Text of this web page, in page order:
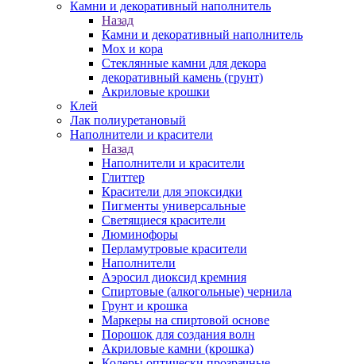
Камни и декоративный наполнитель
Назад
Камни и декоративный наполнитель
Мох и кора
Стеклянные камни для декора
декоративный камень (грунт)
Акриловые крошки
Клей
Лак полиуретановый
Наполнители и красители
Назад
Наполнители и красители
Глиттер
Красители для эпоксидки
Пигменты универсальные
Светящиеся красители
Люминофоры
Перламутровые красители
Наполнители
Аэросил диоксид кремния
Спиртовые (алкогольные) чернила
Грунт и крошка
Маркеры на спиртовой основе
Порошок для создания волн
Акриловые камни (крошка)